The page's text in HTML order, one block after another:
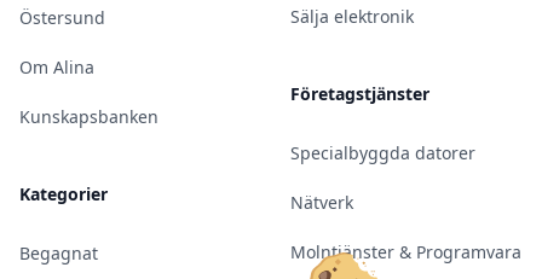
Östersund
Om Alina
Kunskapsbanken
Kategorier
Begagnat
Sälja elektronik
Företagstjänster
Specialbyggda datorer
Nätverk
Molntjänster & Programvara